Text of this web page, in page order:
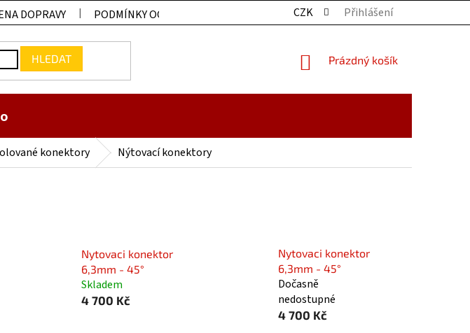
DOPRAVY PODMÍNKY OCHRANY OSOBNÍCH ÚDAJŮ KONTAKTY
CZK Přihlášení
HLEDAT
NÁKUPNÍ
Prázdný košík
konektory Nýtovací konektory
Nytovaci konektor
6,3mm - 45°
Skladem
4 700 Kč
Nytovaci konektor
6,3mm - 45°
Dočasně
nedostupné
4 700 Kč